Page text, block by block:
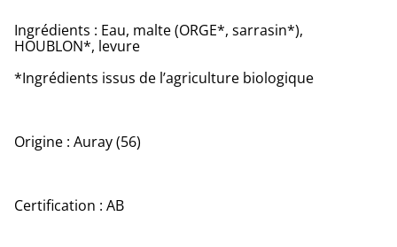
Ingrédients : Eau, malte (ORGE*, sarrasin*),
HOUBLON*, levure
*Ingrédients issus de l’agriculture biologique
Origine : Auray (56)
Certification : AB